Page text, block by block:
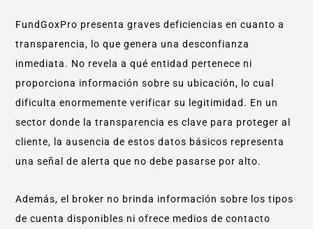
FundGoxPro presenta graves deficiencias en cuanto a
transparencia, lo que genera una desconfianza
inmediata. No revela a qué entidad pertenece ni
proporciona información sobre su ubicación, lo cual
dificulta enormemente verificar su legitimidad. En un
sector donde la transparencia es clave para proteger al
cliente, la ausencia de estos datos básicos representa
una señal de alerta que no debe pasarse por alto.
Además, el broker no brinda información sobre los tipos
de cuenta disponibles ni ofrece medios de contacto